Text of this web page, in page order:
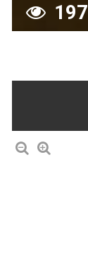
197